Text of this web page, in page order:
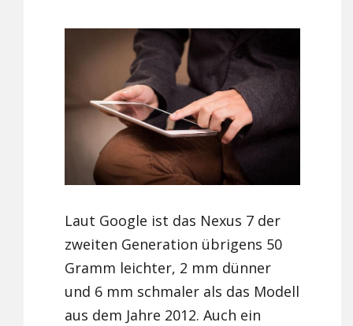
Laut Google ist das Nexus 7 der
zweiten Generation übrigens 50
Gramm leichter, 2 mm dünner
und 6 mm schmaler als das Modell
aus dem Jahre 2012. Auch ein